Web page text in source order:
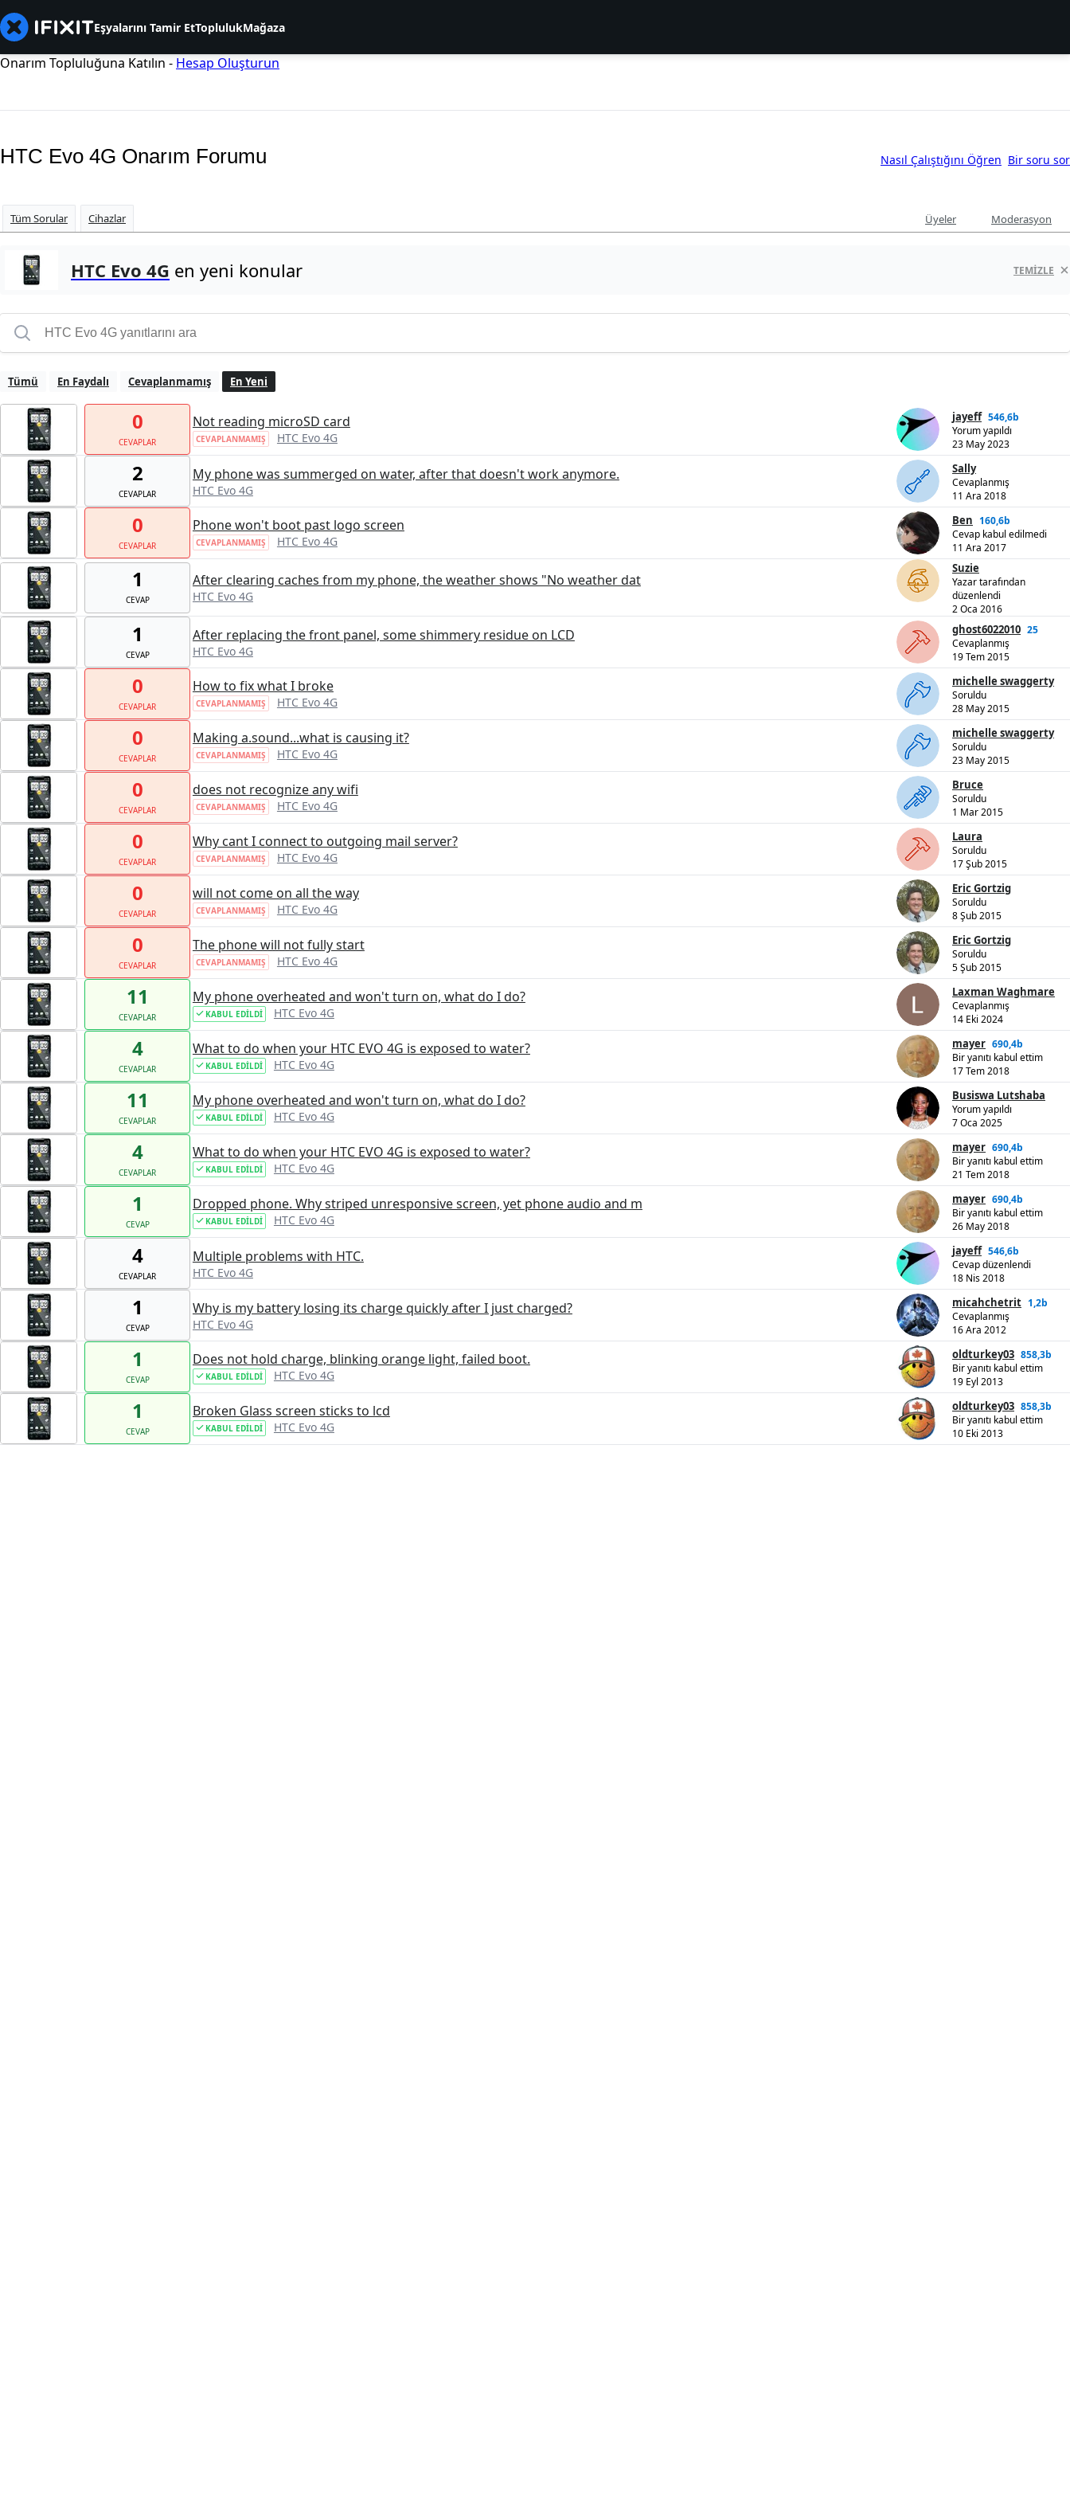
Eşyalarını Tamir EtToplulukMağaza
Onarım Topluluğuna Katılın - Hesap Oluşturun
HTC Evo 4G Onarım Forumu Nasıl Çalıştığını Öğren Bir soru sor
Tüm Sorular Cihazlar Üyeler Moderasyon
HTC Evo 4G en yeni konular TEMIZLE
Tümü En Faydalı Cevaplanmamış En Yeni
0
CEVAPLAR
Not reading microSD card
CEVAPLANMAMIŞ HTC Evo 4G
jayeff 546,6b
Yorum yapıldı
23 May 2023
2
CEVAPLAR
My phone was summerged on water, after that doesn't work anymore.
HTC Evo 4G
Sally
Cevaplanmış
11 Ara 2018
0
CEVAPLAR
Phone won't boot past logo screen
CEVAPLANMAMIŞ HTC Evo 4G
Ben 160,6b
Cevap kabul edilmedi
11 Ara 2017
1
CEVAP
After clearing caches from my phone, the weather shows "No weather dat
HTC Evo 4G
Suzie
Yazar tarafından
düzenlendi
2 Oca 2016
1
CEVAP
After replacing the front panel, some shimmery residue on LCD
HTC Evo 4G
ghost6022010 25
Cevaplanmış
19 Tem 2015
0
CEVAPLAR
How to fix what I broke
CEVAPLANMAMIŞ HTC Evo 4G
michelle swaggerty
Soruldu
28 May 2015
0
CEVAPLAR
Making a.sound...what is causing it?
CEVAPLANMAMIŞ HTC Evo 4G
michelle swaggerty
Soruldu
23 May 2015
0
CEVAPLAR
does not recognize any wifi
CEVAPLANMAMIŞ HTC Evo 4G
Bruce
Soruldu
1 Mar 2015
0
CEVAPLAR
Why cant I connect to outgoing mail server?
CEVAPLANMAMIŞ HTC Evo 4G
Laura
Soruldu
17 Şub 2015
0
CEVAPLAR
will not come on all the way
CEVAPLANMAMIŞ HTC Evo 4G
Eric Gortzig
Soruldu
8 Şub 2015
0
CEVAPLAR
The phone will not fully start
CEVAPLANMAMIŞ HTC Evo 4G
Eric Gortzig
Soruldu
5 Şub 2015
11
CEVAPLAR
My phone overheated and won't turn on, what do I do?
KABUL EDILDI HTC Evo 4G
Laxman Waghmare
Cevaplanmış
14 Eki 2024
4
CEVAPLAR
What to do when your HTC EVO 4G is exposed to water?
KABUL EDILDI HTC Evo 4G
mayer 690,4b
Bir yanıtı kabul ettim
17 Tem 2018
11
CEVAPLAR
My phone overheated and won't turn on, what do I do?
KABUL EDILDI HTC Evo 4G
Busiswa Lutshaba
Yorum yapıldı
7 Oca 2025
4
CEVAPLAR
What to do when your HTC EVO 4G is exposed to water?
KABUL EDILDI HTC Evo 4G
mayer 690,4b
Bir yanıtı kabul ettim
21 Tem 2018
1
CEVAP
Dropped phone. Why striped unresponsive screen, yet phone audio and m
KABUL EDILDI HTC Evo 4G
mayer 690,4b
Bir yanıtı kabul ettim
26 May 2018
4
CEVAPLAR
Multiple problems with HTC.
HTC Evo 4G
jayeff 546,6b
Cevap düzenlendi
18 Nis 2018
1
CEVAP
Why is my battery losing its charge quickly after I just charged?
HTC Evo 4G
micahchetrit 1,2b
Cevaplanmış
16 Ara 2012
1
CEVAP
Does not hold charge, blinking orange light, failed boot.
KABUL EDILDI HTC Evo 4G
oldturkey03 858,3b
Bir yanıtı kabul ettim
19 Eyl 2013
1
CEVAP
Broken Glass screen sticks to lcd
KABUL EDILDI HTC Evo 4G
oldturkey03 858,3b
Bir yanıtı kabul ettim
10 Eki 2013